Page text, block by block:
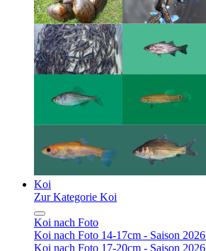
Koi
Zur Kategorie Koi
Koi nach Foto
Koi nach Foto 14-17cm - Saison
Koi nach Foto 17-20cm - Saison